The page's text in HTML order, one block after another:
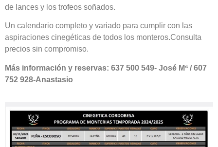
de lances y los trofeos soñados.
Un calendario completo y variado para cumplir con las
aspiraciones cinegéticas de todos los monteros.Consulta
precios sin compromiso.
Más información y reservas: 637 500 549- José Mª / 607
752 928-Anastasio